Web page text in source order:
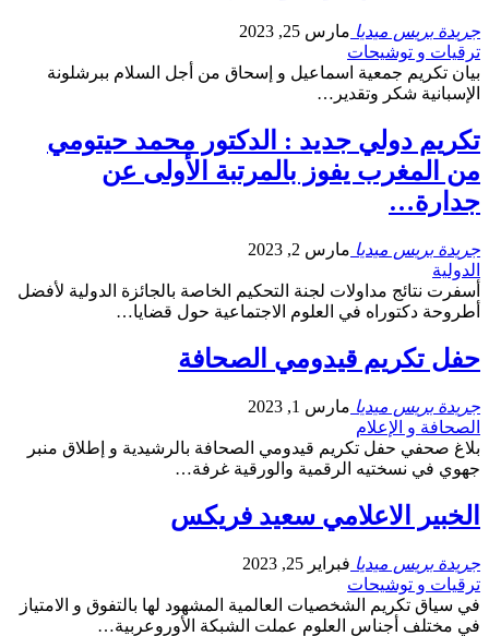
جريدة بريس ميديا مارس 25, 2023
ترقيات و توشيحات
بيان تكريم جمعية اسماعيل و إسحاق من أجل السلام ببرشلونة
الإسبانية شكر وتقدير…
تكريم دولي جديد : الدكتور محمد حيتومي
من المغرب يفوز بالمرتبة الأولى عن
جدارة…
جريدة بريس ميديا مارس 2, 2023
الدولية
أسفرت نتائج مداولات لجنة التحكيم الخاصة بالجائزة الدولية لأفضل
أطروحة دكتوراه في العلوم الاجتماعية حول قضايا…
حفل تكريم قيدومي الصحافة
جريدة بريس ميديا مارس 1, 2023
الصحافة و الإعلام
بلاغ صحفي حفل تكريم قيدومي الصحافة بالرشيدية و إطلاق منبر
جهوي في نسختيه الرقمية والورقية غرفة…
الخبير الاعلامي سعيد فريكس
جريدة بريس ميديا فبراير 25, 2023
ترقيات و توشيحات
في سياق تكريم الشخصيات العالمية المشهود لها بالتفوق و الامتياز
في مختلف أجناس العلوم عملت الشبكة الأوروعربية…